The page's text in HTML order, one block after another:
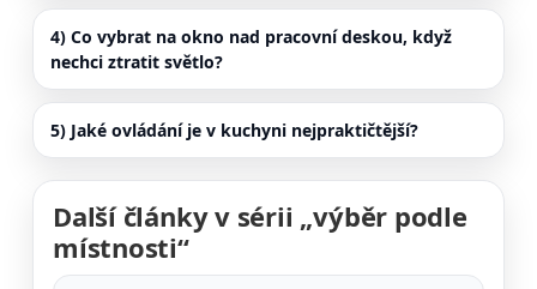
4) Co vybrat na okno nad pracovní deskou, když
nechci ztratit světlo?
5) Jaké ovládání je v kuchyni nejpraktičtější?
Další články v sérii „výběr podle
místnosti“